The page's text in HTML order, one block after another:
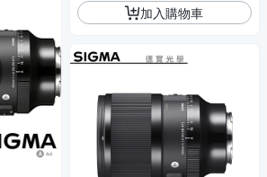
加入購物車